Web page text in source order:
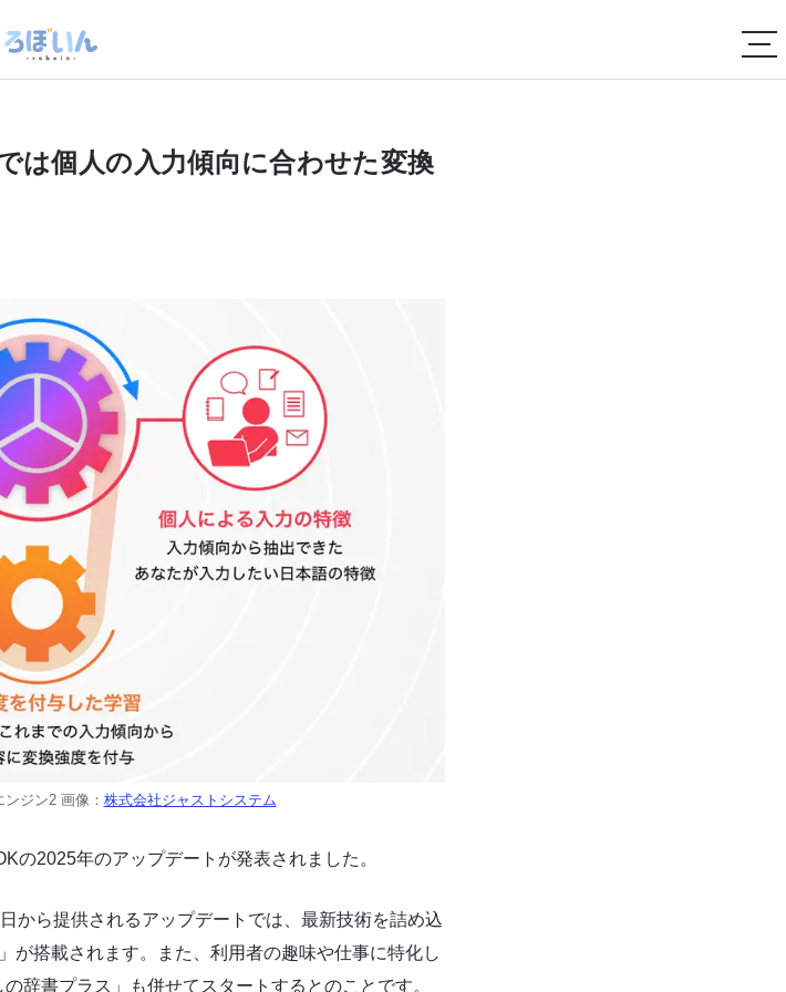
は個人の入力傾向に合わせた変換
ジン2 画像： 株式会社ジャストシステム
の2025年のアップデートが発表されました。
から提供されるアップデートでは、最新技術を詰め込
が搭載されます。また、利用者の趣味や仕事に特化し
辞書プラス」も併せてスタートするとのことです。